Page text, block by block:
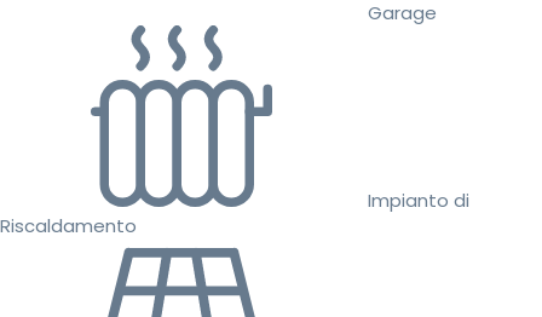
Garage
Impianto di
Riscaldamento